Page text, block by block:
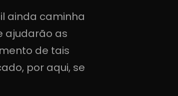
ainda caminha
ajudarão as
de tais
por aqui, se